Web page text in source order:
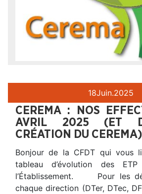
18Juin.2025
CEREMA : NOS
AVRIL 2025 (ET
CRÉATION DU CEREMA)
Bonjour de la CFDT qui vous
tableau d’évolution des
l’Établissement. Pour les
chaque direction (DTer, DTec,